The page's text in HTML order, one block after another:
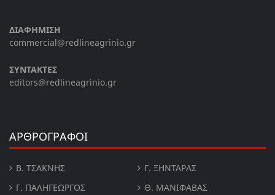
ΔΙΑΦΗΜΙΣΗ
commercial@redlineagrinio.gr
ΣΥΝΤΑΚΤΕΣ
editors@redlineagrinio.gr
ΑΡΘΡΟΓΡΑΦΟΙ
Β. ΤΣΆΚΝΗΣ
Γ. ΞΗΝΤΆΡΑΣ
Γ. ΠΑΛΗΓΕΏΡΓΟΣ
Θ. ΜΑΝΙΦΑΒΑΣ